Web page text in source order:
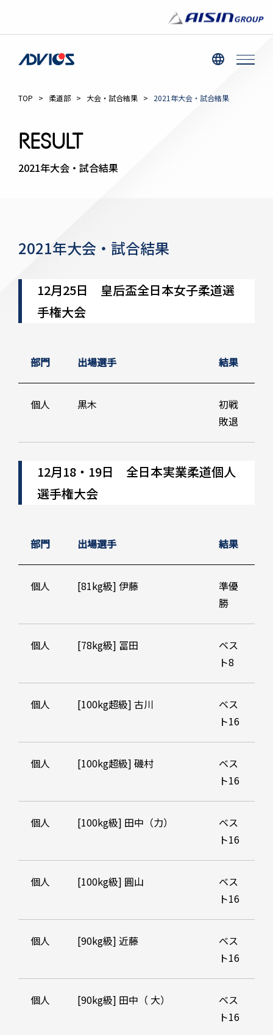
TOP > 柔道部 > 大会・試合結果 > 2021年大会・試合結果
RESULT
2021年大会・試合結果
2021年大会・試合結果
12月25日 皇后盃全日本女子柔道選
手権大会
部門 出場選手 結果
個人 黒木
初戦
敗退
12月18・19日 全日本実業柔道個人
選手権大会
部門 出場選手 結果
個人 [81kg級] 伊藤
準優
勝
個人 [78kg級] 冨田
ベス
ト8
個人 [100kg超級] 古川
ベス
ト16
個人 [100kg超級] 磯村
ベス
ト16
個人 [100kg級] 田中（力）
ベス
ト16
個人 [100kg級] 圓山
ベス
ト16
個人 [90kg級] 近藤
ベス
ト16
個人 [90kg級] 田中（ 大）
ベス
ト16